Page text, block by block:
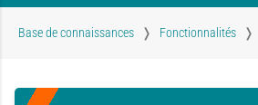
Base de connaissances Fonctionnalités